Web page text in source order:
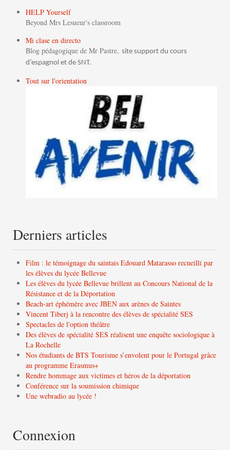
HELP Yourself
Beyond Mrs Lesueur's classroom
Mi clase en directo
Blog pédagogique de Mr Pastre, site support du cours
d’espagnol et de SNT.
Tout sur l'orientation
Derniers articles
Film : le témoignage du saintais Edouard Matarasso recueilli par
les élèves du lycée Bellevue
Les élèves du lycée Bellevue brillent au Concours National de la
Résistance et de la Déportation
Beach-art éphémère avec JBEN aux arènes de Saintes
Vincent Tiberj à la rencontre des élèves de spécialité SES
Spectacles de l'option théâtre
Des élèves de spécialité SES réalisent une enquête sociologique à
La Rochelle
Nos étudiants de BTS Tourisme s’envolent pour le Portugal grâce
au programme Erasmus+
Rendre hommage aux victimes et héros de la déportation
Conférence sur la soumission chimique
Une webradio au lycée !
Connexion